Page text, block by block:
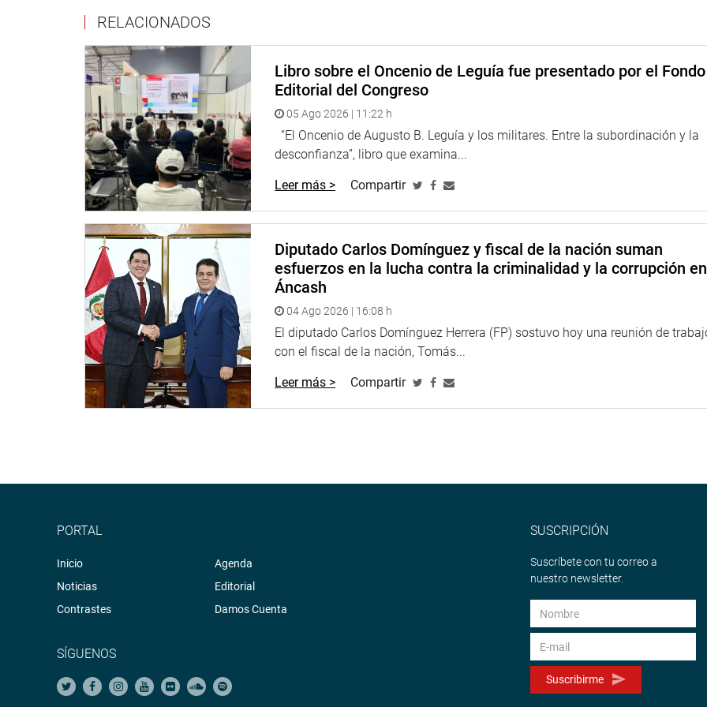
los 10 mil pobladores de la localidad”
Oficina de Comunicaciones
Congresista Walter Benavides Gavidia
RELACIONADOS
Libro sobre el Oncenio de Leguía fue presentado por el Fondo
Editorial del Congreso
05 Ago 2026 | 11:22 h
“El Oncenio de Augusto B. Leguía y los militares. Entre la subordinación y la
desconfianza”, libro que examina...
Leer más > Compartir
Diputado Carlos Domínguez y fiscal de la nación suman
esfuerzos en la lucha contra la criminalidad y la corrupción en
Áncash
04 Ago 2026 | 16:08 h
El diputado Carlos Domínguez Herrera (FP) sostuvo hoy una reunión de
con el fiscal de la nación, Tomás...
Leer más > Compartir
PORTAL
Inicio
Noticias
Contrastes
Agenda
Editorial
Damos Cuenta
SÍGUENOS
SUSCRIPCIÓN
Suscríbete con tu correo a
nuestro newsletter.
Suscribirme